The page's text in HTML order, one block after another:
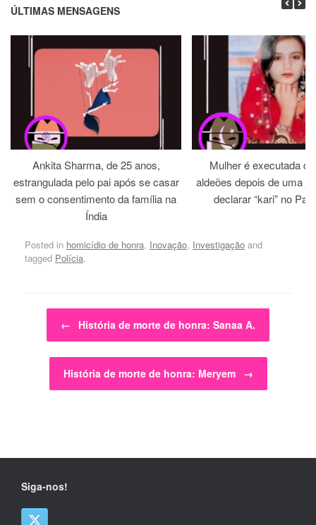
ÚLTIMAS MENSAGENS
Ankita Sharma, de 25 anos,
estrangulada pelo pai após se casar
sem o consentimento da família na
Índia
Mulher é executada
aldeões depois de uma
declarar “kari” no
Posted in homicídio de honra, Inovação, Investigação and
tagged Polícia.
Post navigation
← História de morte de honra: Sanaa A.
História de morte de honra: Meryem →
Siga-nos!